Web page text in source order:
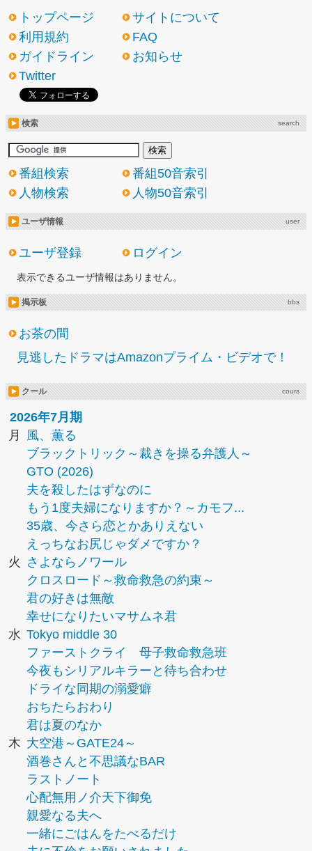
トップページ
サイトについて
利用規約
FAQ
ガイドライン
お知らせ
Twitter
検索 search
番組検索
番組50音索引
人物検索
人物50音索引
ユーザ情報 user
ユーザ登録 ログイン
表示できるユーザ情報はありません。
掲示板 bbs
お茶の間
見逃したドラマはAmazonプライム・ビデオで！
クール cours
2026年7月期
月
風、薫る
ブラックトリック～裁きを操る弁護人～
GTO (2026)
夫を殺したはずなのに
もう1度夫婦になりますか？～カモフ...
35歳、今さら恋とかありえない
えっちなお尻じゃダメですか？
火
さよならノワール
クロスロード～救命救急の約束～
君の好きは無敵
幸せになりたいマサムネ君
水 Tokyo middle 30
ファーストクライ 母子救命救急班
今夜もシリアルキラーと待ち合わせ
ドライな同期の溺愛癖
おちたらおわり
君は夏のなか
木 大空港～GATE24～
酒巻さんと不思議なBAR
ラストノート
心配無用ノ介天下御免
親愛なる夫へ
一緒にごはんをたべるだけ